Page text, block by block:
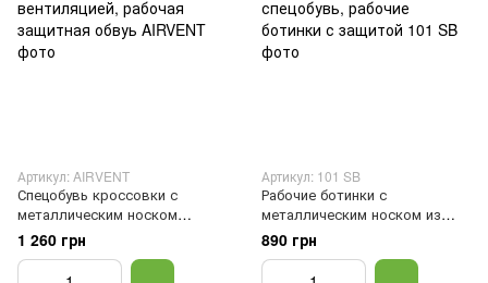
Артикул: AIRVENT
Спецобувь кроссовки с
металлическим носком
текстильные защитные с
вентиляцией, рабочая
защитная обвуь, 40
1 260 грн
Артикул: 101 SB
Рабочие ботинки с
металлическим носком из
кожи буйвола защитная
спецобувь, рабочие ботинки с
защитой, 41
890 грн